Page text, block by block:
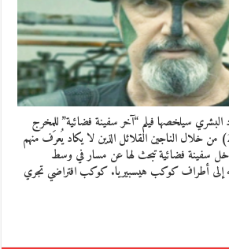
سيلخصها فيلم “آخر سفينة فضائية” للمخرج
سفين كنوبيل (إنتاج 2016) من خلال الناجين القلائل الذين لا يكاد يُعرَف منهم
سفينة فضائية تبحث لها عن مسار في وسط
إلى أطراف كوكب هيسبيريا. كوكب افتراضي تجري